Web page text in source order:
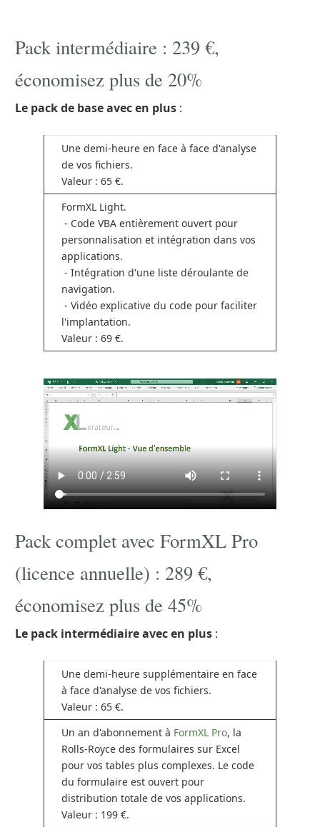
Pack intermédiaire : 239 €,
économisez plus de 20%
Le pack de base avec en plus :
Une demi-heure en face à face d'analyse
de vos fichiers.
Valeur : 65 €.
FormXL Light.
- Code VBA entièrement ouvert pour
personnalisation et intégration dans vos
applications.
- Intégration d'une liste déroulante de
navigation.
- Vidéo explicative du code pour faciliter
l'implantation.
Valeur : 69 €.
Pack complet avec FormXL Pro
(licence annuelle) : 289 €,
économisez plus de 45%
Le pack intermédiaire avec en plus :
Une demi-heure supplémentaire en face
à face d'analyse de vos fichiers.
Valeur : 65 €.
Un an d'abonnement à FormXL Pro, la
Rolls-Royce des formulaires sur Excel
pour vos tables plus complexes. Le code
du formulaire est ouvert pour
distribution totale de vos applications.
Valeur : 199 €.